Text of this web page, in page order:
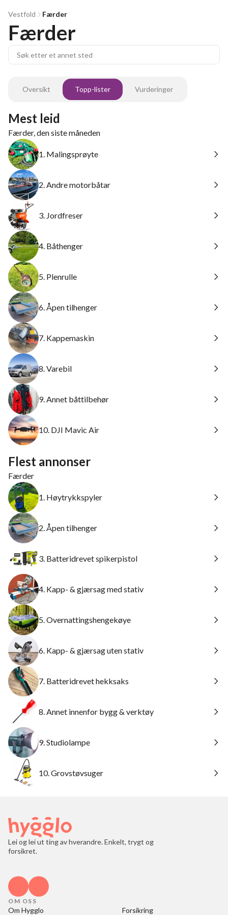
Vestfold Færder
Færder
Oversikt Topp-lister Vurderinger
Mest leid
Færder, den siste måneden
1. Malingsprøyte
2. Andre motorbåtar
3. Jordfreser
4. Båthenger
5. Plenrulle
6. Åpen tilhenger
7. Kappemaskin
8. Varebil
9. Annet båttilbehør
10. DJI Mavic Air
Flest annonser
Færder
1. Høytrykkspyler
2. Åpen tilhenger
3. Batteridrevet spikerpistol
4. Kapp- & gjærsag med stativ
5. Overnattingshengekøye
6. Kapp- & gjærsag uten stativ
7. Batteridrevet hekksaks
8. Annet innenfor bygg & verktøy
9. Studiolampe
10. Grovstøvsuger
Lei og lei ut ting av hverandre. Enkelt, trygt og
forsikret.
OM OSS
Om Hygglo Forsikring